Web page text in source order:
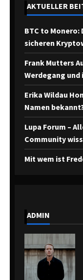
AKTUELLER
BTC to
sicheren
Frank Mutters
Werdegang
Erika Wildau
Namen
Lupa Forum –
Community
Mit wem ist
ADMIN